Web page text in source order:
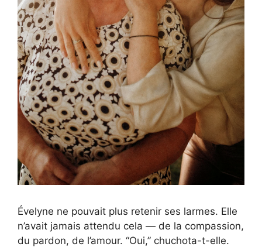
Évelyne ne pouvait plus retenir ses larmes. Elle
n’avait jamais attendu cela — de la compassion,
du pardon, de l’amour. “Oui,” chuchota-t-elle.